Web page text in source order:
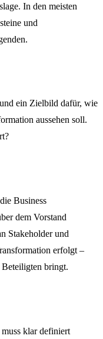
In den meisten
und
ein Zielbild dafür, wie
aussehen soll.
Business
dem Vorstand
Stakeholder und
erfolgt –
bringt.
klar definiert